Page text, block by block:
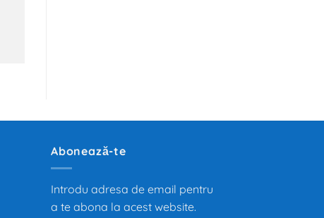
Abonează-te
Introdu adresa de email pentru
a te abona la acest website.